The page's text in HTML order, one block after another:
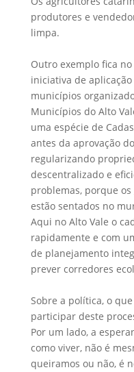
produtores e
limpa.
Outro exemplo fica
iniciativa de
municípios
Municípios do Alto
uma espécie de
antes da aprovação
regularizando
descentralizado e
problemas, porque
estão sentados no
Aqui no Alto Vale o
rapidamente e com
de planejamento
prever corredores
Sobre a política, o
participar deste
Por um lado, a
como viver, não é
queiramos ou não, é